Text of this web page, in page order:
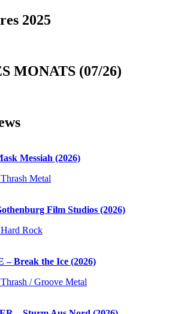
2025
MONATS (07/26)
Messiah (2026)
Metal
Film Studios (2026)
Rock
Break the Ice (2026)
/ Groove Metal